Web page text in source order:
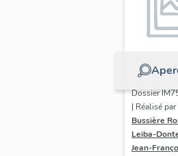
Dossier
| Réalisé par
Bussière
Leiba-
Jean-